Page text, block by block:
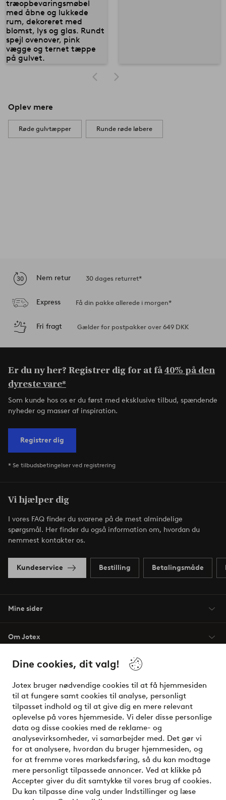
Dine cookies, dit valg!
Jotex bruger nødvendige cookies til at få hjemmesiden
til at fungere samt cookies til analyse, personligt
tilpasset indhold og til at give dig en mere relevant
oplevelse på vores hjemmeside. Vi deler disse personlige
data og disse cookies med de reklame- og
analysevirksomheder, vi samarbejder med. Det gør vi
for at analysere, hvordan du bruger hjemmesiden, og
for at fremme vores markedsføring, så du kan modtage
mere personligt tilpassede annoncer. Ved at klikke på
Accepter giver du dit samtykke til vores brug af cookies.
Du kan tilpasse dine valg under Indstillinger og læse
Oplev mere
Røde gulvtæpper Runde røde løbere
Nem retur 30 dages returret*
Express Få din pakke allerede i morgen*
Fri fragt Gælder for postpakker over 649 DKK
Er du ny her? Registrer dig for at få40% på den
dyreste vare*
Som kunde hos os er du først med eksklusive tilbud, spændende
nyheder og masser af inspiration.
Registrer dig
* Se tilbudsbetingelser ved registrering
Vi hjælper dig
I vores FAQ finder du svarene på de mest almindelige
spørgsmål. Her finder du også information om, hvordan du
nemmest kontakter os.
Kundeservice Bestilling Betalingsmåde
Mine sider
Om Jotex
Vilkår
Venner
Sikre betalinger - betal nu eller del op
Vil du vide mere om vores betalingsmuligheder?
elpy